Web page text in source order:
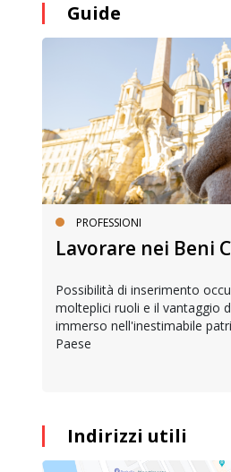
Guide
PROFESSIONI
Lavorare nei Beni
Possibilità di inserimento
molteplici ruoli e il vantaggio
immerso nell'inestimabile
Paese
Indirizzi utili